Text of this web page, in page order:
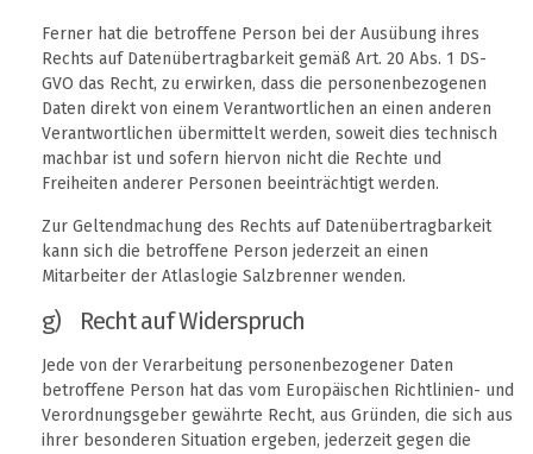
Ferner hat die betroffene Person bei der Ausübung ihres
Rechts auf Datenübertragbarkeit gemäß Art. 20 Abs. 1 DS-
GVO das Recht, zu erwirken, dass die personenbezogenen
Daten direkt von einem Verantwortlichen an einen anderen
Verantwortlichen übermittelt werden, soweit dies technisch
machbar ist und sofern hiervon nicht die Rechte und
Freiheiten anderer Personen beeinträchtigt werden.
Zur Geltendmachung des Rechts auf Datenübertragbarkeit
kann sich die betroffene Person jederzeit an einen
Mitarbeiter der Atlaslogie Salzbrenner wenden.
g) Recht auf Widerspruch
Jede von der Verarbeitung personenbezogener Daten
betroffene Person hat das vom Europäischen Richtlinien- und
Verordnungsgeber gewährte Recht, aus Gründen, die sich aus
ihrer besonderen Situation ergeben, jederzeit gegen die